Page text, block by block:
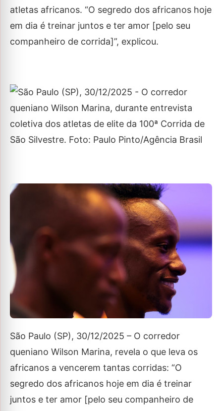
atletas africanos. “O segredo dos africanos hoje
em dia é treinar juntos e ter amor [pelo seu
companheiro de corrida]”, explicou.
São Paulo (SP), 30/12/2025 – O corredor
queniano Wilson Marina, revela o que leva os
africanos a vencerem tantas corridas: “O
segredo dos africanos hoje em dia é treinar
juntos e ter amor [pelo seu companheiro de